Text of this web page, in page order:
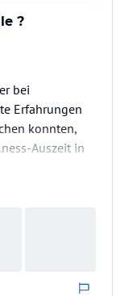
?
bei
Erfahrungen
konnten,
Auszeit in
Frühstück und
einem…